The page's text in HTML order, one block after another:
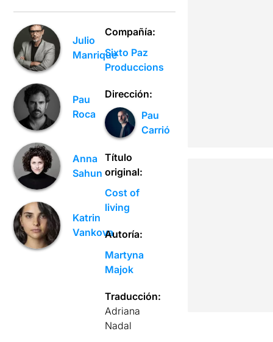
Julio
Manrique
Pau
Roca
Anna
Sahun
Katrin
Vankova
Compañía:
Sixto Paz
Produccions
Dirección:
Pau
Carrió
Título
original:
Cost of
living
Autoría:
Martyna
Majok
Traducción:
Adriana
Nadal